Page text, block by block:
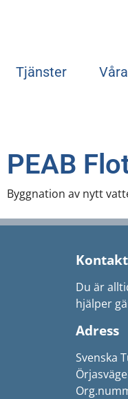
Tjänster
PEAB
Byggnation av nytt
Kontakt
Du är
hjälper
Adress
Svenska